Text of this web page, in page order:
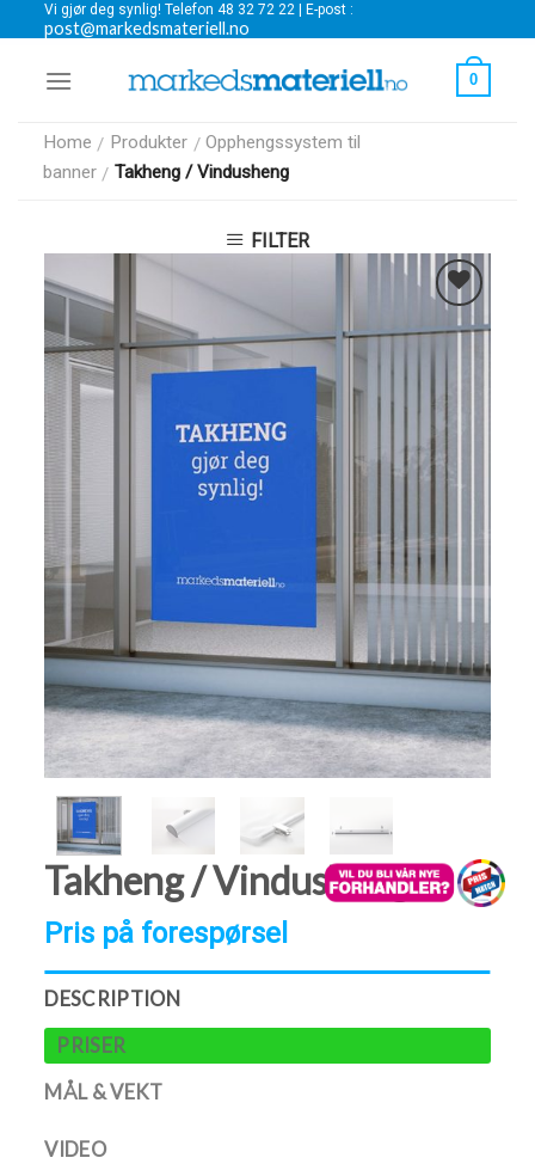
to
content
Vi gjør deg synlig! Telefon 48 32 72 22 | E-post :
post@markedsmateriell.no
0
Home / Produkter / Opphengssystem til
banner / Takheng / Vindusheng
FILTER
Legg i
Favoritter
Takheng / Vindusheng
Pris på forespørsel
DESCRIPTION
PRISER
MÅL & VEKT
VIDEO